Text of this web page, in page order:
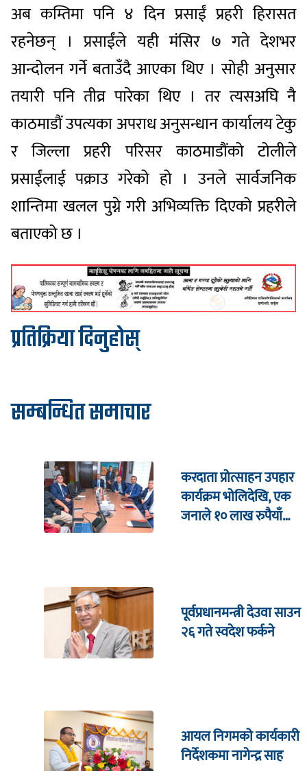
अब कम्तिमा पनि ४ दिन प्रसाईं प्रहरी हिरासत
रहनेछन् । प्रसाईंले यही मंसिर ७ गते देशभर
आन्दोलन गर्ने बताउँदै आएका थिए । सोही अनुसार
तयारी पनि तीव्र पारेका थिए । तर त्यसअघि नै
काठमाडौं उपत्यका अपराध अनुसन्धान कार्यालय टेकु
र जिल्ला प्रहरी परिसर काठमाडौंको टोलीले
प्रसाईंलाई पक्राउ गरेको हो । उनले सार्वजनिक
शान्तिमा खलल पुग्ने गरी अभिव्यक्ति दिएको प्रहरीले
बताएको छ ।
प्रतिक्रिया दिनुहोस्
सम्बन्धित समाचार
करदाता प्रोत्साहन उपहार
कार्यक्रम भाेलिदेखि, एक
जनाले १० लाख रुपैयाँ
पूर्वप्रधानमन्त्री देउवा साउन
२६ गते स्वदेश फर्कने
आयल निगमको कार्यकारी
निर्देशकमा नागेन्द्र साह